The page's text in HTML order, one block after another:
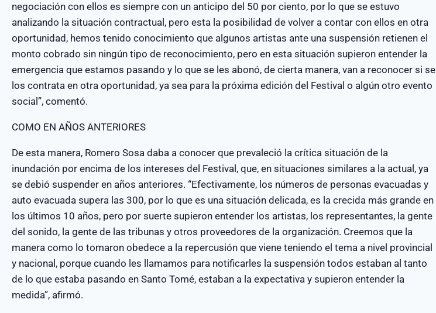
negociación con ellos es siempre con un anticipo del 50 por ciento, por lo que se estuvo
analizando la situación contractual, pero esta la posibilidad de volver a contar con ellos en otra
oportunidad, hemos tenido conocimiento que algunos artistas ante una suspensión retienen el
monto cobrado sin ningún tipo de reconocimiento, pero en esta situación supieron entender la
emergencia que estamos pasando y lo que se les abonó, de cierta manera, van a reconocer si se
los contrata en otra oportunidad, ya sea para la próxima edición del Festival o algún otro evento
social”, comentó.
COMO EN AÑOS ANTERIORES
De esta manera, Romero Sosa daba a conocer que prevaleció la crítica situación de la
inundación por encima de los intereses del Festival, que, en situaciones similares a la actual, ya
se debió suspender en años anteriores. “Efectivamente, los números de personas evacuadas y
auto evacuada supera las 300, por lo que es una situación delicada, es la crecida más grande en
los últimos 10 años, pero por suerte supieron entender los artistas, los representantes, la gente
del sonido, la gente de las tribunas y otros proveedores de la organización. Creemos que la
manera como lo tomaron obedece a la repercusión que viene teniendo el tema a nivel provincial
y nacional, porque cuando les llamamos para notificarles la suspensión todos estaban al tanto
de lo que estaba pasando en Santo Tomé, estaban a la expectativa y supieron entender la
medida”, afirmó.